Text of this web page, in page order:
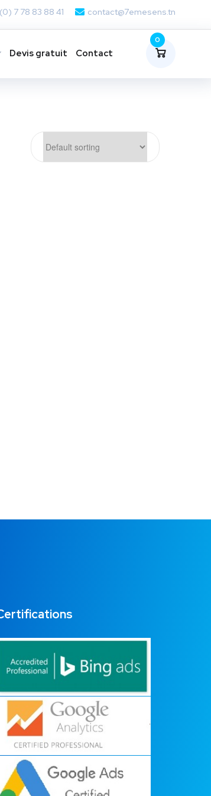
7 78 83 88 41 contact@7emesens.tn
Devis gratuit Contact
0